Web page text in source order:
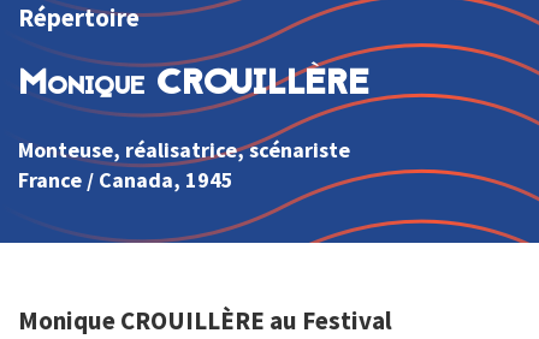
Répertoire
Monique CROUILLÈRE
Monteuse, réalisatrice, scénariste
France / Canada, 1945
Monique CROUILLÈRE au Festival